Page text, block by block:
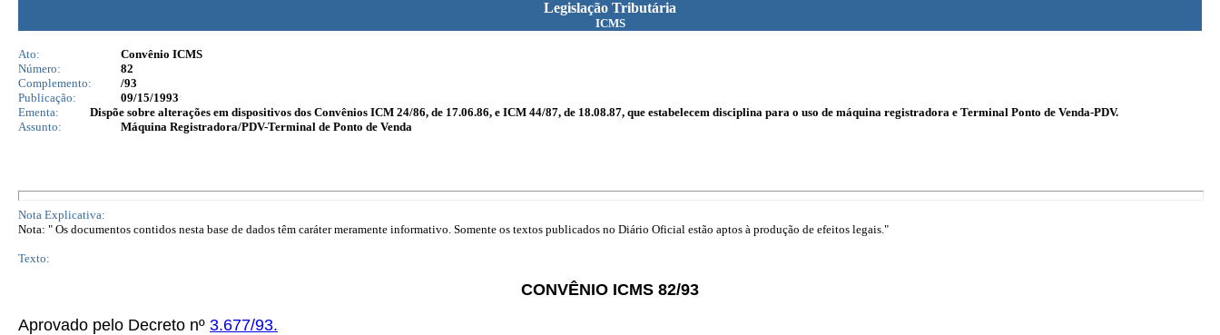
Legislação Tributária
ICMS
Ato:
Convênio ICMS
Número:
82
Complemento:
/93
Publicação:
09/15/1993
Ementa:
Dispõe sobre alterações em dispositivos dos Convênios ICM 24/86, de 17.06.86, e ICM 44/87, de 18.08.87, que estabelecem disciplina para o uso de máquina registradora e Terminal Ponto de Venda-PDV.
Assunto:
Máquina Registradora/PDV-Terminal de Ponto de Venda
Nota Explicativa:
Nota: " Os documentos contidos nesta base de dados têm caráter meramente informativo. Somente os textos publicados no Diário Oficial estão aptos à produção de efeitos legais."
Texto:
CONVÊNIO ICMS 82/93
Aprovado pelo Decreto nº 3.677/93.